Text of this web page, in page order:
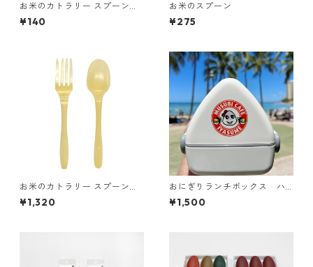
お米のカトラリー スプーン＆
フォーク（個包装）10本セッ
ト
¥140
お米のスプーン
¥275
お米のカトラリー スプーン＆
フォーク（個包装）100本
¥1,320
おにぎりランチボックス ハ
ワイのMusubi Cafe Iyasume
（いやす夢）コラボ
¥1,500